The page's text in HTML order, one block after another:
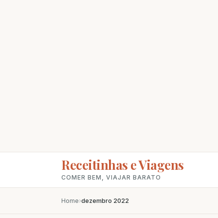
Receitinhas e Viagens
COMER BEM, VIAJAR BARATO
Home›dezembro 2022